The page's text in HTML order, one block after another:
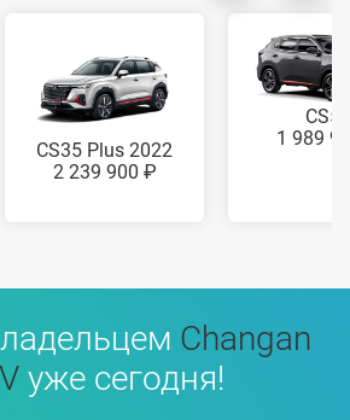
CS35 Plus 2022
2 239 900 ₽
CS55
1 989
Changan
уже сегодня!